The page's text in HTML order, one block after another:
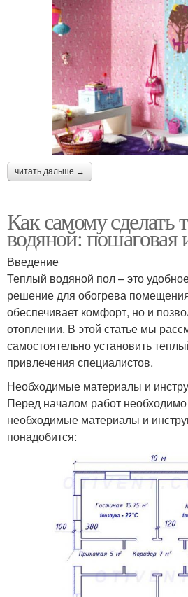
читать дальше →
Как самому сделать
водяной: пошаговая
Введение
Теплый водяной пол – это
решение для обогрева
обеспечивает комфорт, но и
отоплении. В этой статье мы
самостоятельно установить
привлечения специалистов.
Необходимые материалы и
Перед началом работ необходимо
необходимые материалы и
понадобится: